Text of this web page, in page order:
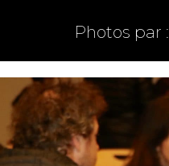
Photos par